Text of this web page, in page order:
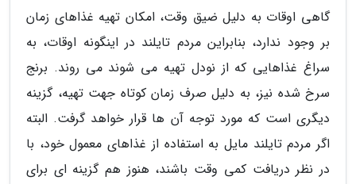
گاهی اوقات به دلیل ضیق وقت، امکان تهیه غذاهای زمان
بر وجود ندارد، بنابراین مردم تایلند در اینگونه اوقات، به
سراغ غذاهایی که از نودل تهیه می شوند می روند. برنج
سرخ شده نیز، به دلیل صرف زمان کوتاه جهت تهیه، گزینه
دیگری است که مورد توجه آن ها قرار خواهد گرفت. البته
اگر مردم تایلند مایل به استفاده از غذاهای معمول خود، با
در نظر دریافت کمی وقت باشند، هنوز هم گزینه ای برای